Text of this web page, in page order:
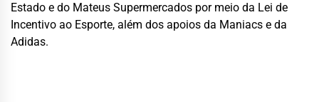
Estado e do Mateus Supermercados por meio da Lei de
Incentivo ao Esporte, além dos apoios da Maniacs e da
Adidas.